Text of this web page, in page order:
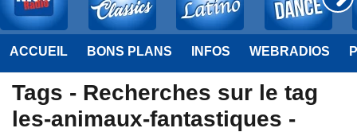
ACCUEIL BONS PLANS INFOS WEBRADIOS
Tags - Recherches sur le tag
les-animaux-fantastiques -